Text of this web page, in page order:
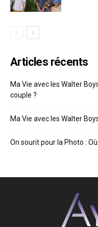
Articles récents
Ma Vie avec les Walter
couple ?
Ma Vie avec les Walter
On sourit pour la Photo :